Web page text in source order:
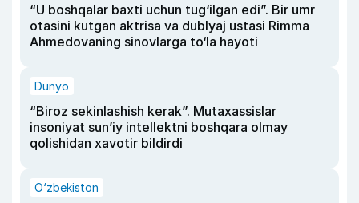
“U boshqalar baxti uchun tug‘ilgan edi”. Bir umr
otasini kutgan aktrisa va dublyaj ustasi Rimma
Ahmedovaning sinovlarga to‘la hayoti
Dunyo
“Biroz sekinlashish kerak”. Mutaxassislar
insoniyat sun’iy intellektni boshqara olmay
qolishidan xavotir bildirdi
O‘zbekiston